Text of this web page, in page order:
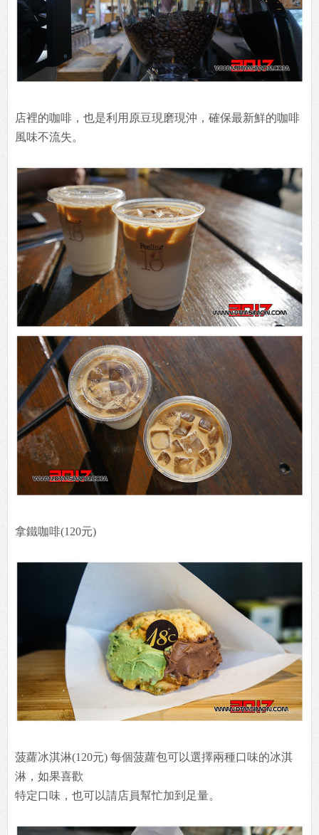
店裡的咖啡，也是利用原豆現磨現沖，確保最新鮮的咖啡
風味不流失。
拿鐵咖啡(120元)
菠蘿冰淇淋(120元) 每個菠蘿包可以選擇兩種口味的冰淇
淋，如果喜歡
特定口味，也可以請店員幫忙加到足量。